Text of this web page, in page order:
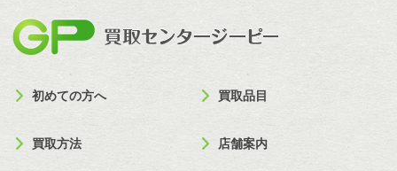
初めての方へ 買取品目
買取方法 店舗案内